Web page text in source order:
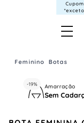
Cupom
Feminino Botas
-19% Amarração
Sem